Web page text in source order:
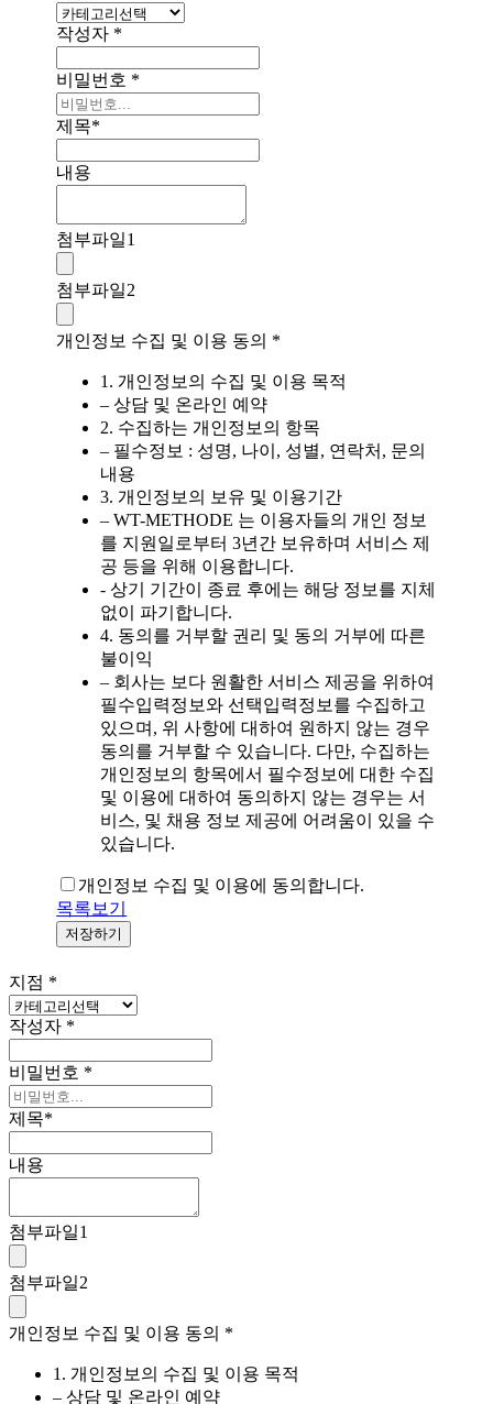
작성자 *
비밀번호 *
제목*
내용
첨부파일1
첨부파일2
개인정보 수집 및 이용 동의 *
1. 개인정보의 수집 및 이용 목적
– 상담 및 온라인 예약
2. 수집하는 개인정보의 항목
– 필수정보 : 성명, 나이, 성별, 연락처, 문의
내용
3. 개인정보의 보유 및 이용기간
– WT-METHODE 는 이용자들의 개인 정보
를 지원일로부터 3년간 보유하며 서비스 제
공 등을 위해 이용합니다.
- 상기 기간이 종료 후에는 해당 정보를 지체
없이 파기합니다.
4. 동의를 거부할 권리 및 동의 거부에 따른
불이익
– 회사는 보다 원활한 서비스 제공을 위하여
필수입력정보와 선택입력정보를 수집하고
있으며, 위 사항에 대하여 원하지 않는 경우
동의를 거부할 수 있습니다. 다만, 수집하는
개인정보의 항목에서 필수정보에 대한 수집
및 이용에 대하여 동의하지 않는 경우는 서
비스, 및 채용 정보 제공에 어려움이 있을 수
있습니다.
개인정보 수집 및 이용에 동의합니다.
목록보기
저장하기
지점 *
작성자 *
비밀번호 *
제목*
내용
첨부파일1
첨부파일2
개인정보 수집 및 이용 동의 *
1. 개인정보의 수집 및 이용 목적
– 상담 및 온라인 예약